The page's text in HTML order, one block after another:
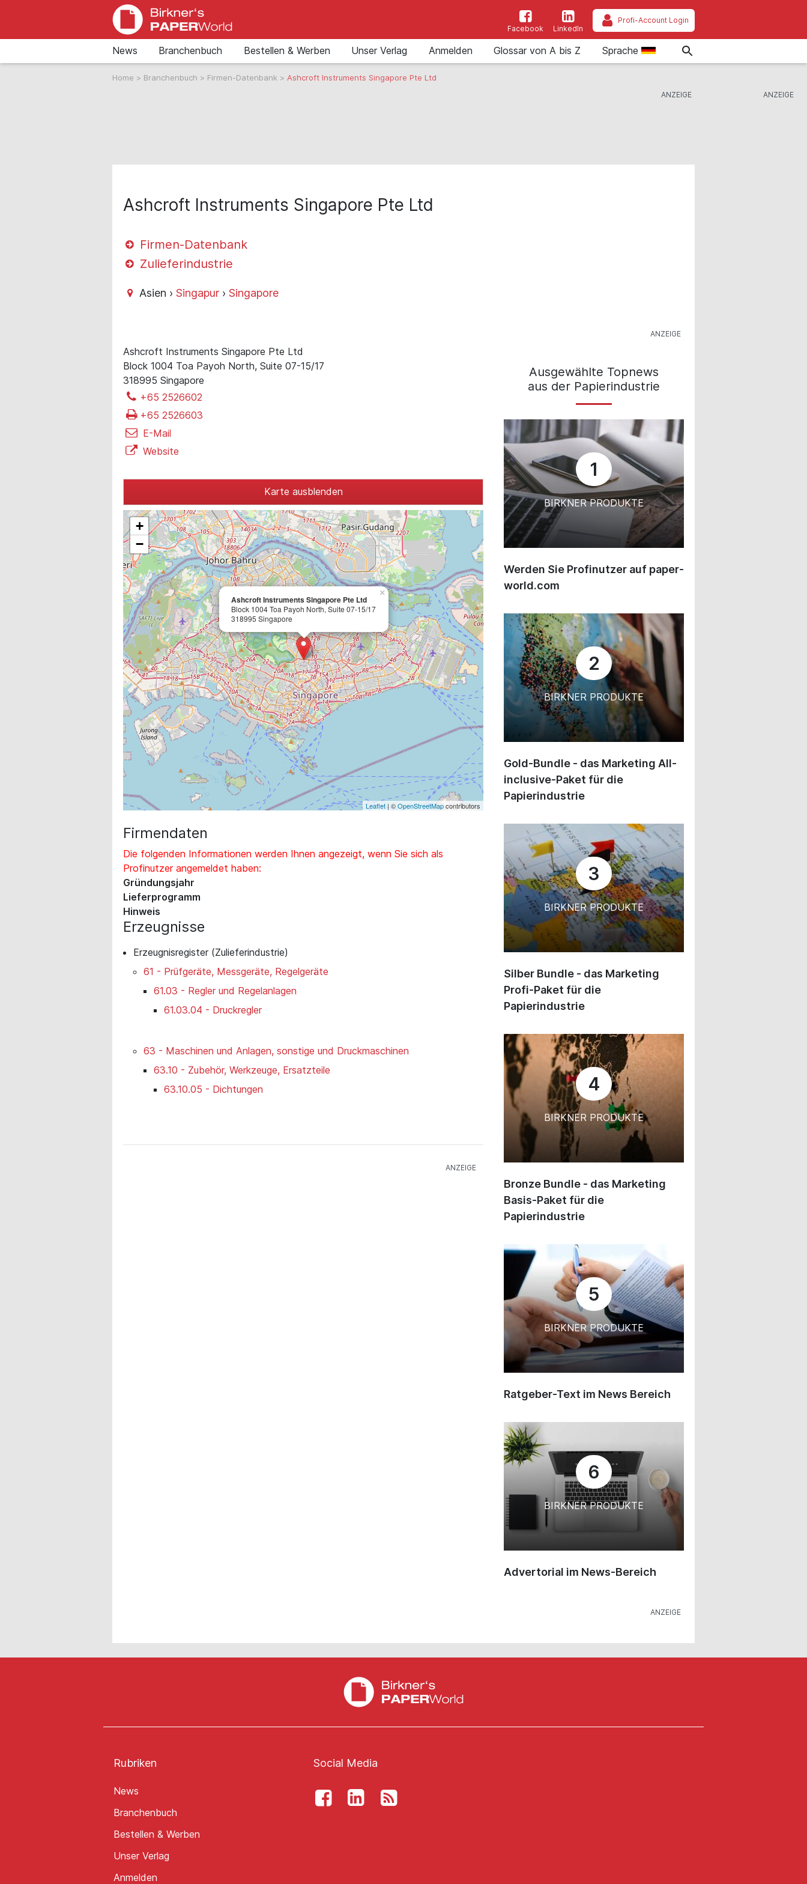
Facebook LinkedIn
Profi-Account Login
News Branchenbuch Bestellen & Werben Unser Verlag Anmelden Glossar von A bis Z Sprache
Home > Branchenbuch > Firmen-Datenbank > Ashcroft Instruments Singapore Pte Ltd
Ashcroft Instruments Singapore Pte Ltd
Firmen-Datenbank
Zulieferindustrie
Asien ›Singapur ›Singapore
Ashcroft Instruments Singapore Pte Ltd
Block 1004 Toa Payoh North, Suite 07-15/17
318995 Singapore
+65 2526602
+65 2526603
E-Mail
Website
Karte ausblenden
Ashcroft Instruments Singapore Pte Ltd
Block 1004 Toa Payoh North, Suite 07-15/17
318995 Singapore
×
+
−
Leaflet| ©OpenStreetMapcontributors
Firmendaten
Die folgenden Informationen werden Ihnen angezeigt, wenn Sie sich als
Profinutzer angemeldet haben:
Gründungsjahr
Lieferprogramm
Hinweis
Erzeugnisse
Erzeugnisregister (Zulieferindustrie)
61 - Prüfgeräte, Messgeräte, Regelgeräte
61.03 - Regler und Regelanlagen
61.03.04 - Druckregler
63 - Maschinen und Anlagen, sonstige und Druckmaschinen
63.10 - Zubehör, Werkzeuge, Ersatzteile
63.10.05 - Dichtungen
Ausgewählte Topnews
aus der Papierindustrie
1
BIRKNER PRODUKTE
Werden Sie Profinutzer auf paper-
world.com
2
BIRKNER PRODUKTE
Gold-Bundle - das Marketing All-
inclusive-Paket für die
Papierindustrie
3
BIRKNER PRODUKTE
Silber Bundle - das Marketing
Profi-Paket für die
Papierindustrie
4
BIRKNER PRODUKTE
Bronze Bundle - das Marketing
Basis-Paket für die
Papierindustrie
5
BIRKNER PRODUKTE
Ratgeber-Text im News Bereich
6
BIRKNER PRODUKTE
Advertorial im News-Bereich
Rubriken
News
Branchenbuch
Bestellen & Werben
Unser Verlag
Anmelden
Social Media